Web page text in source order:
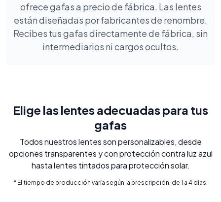
ofrece gafas a precio de fábrica. Las lentes
están diseñadas por fabricantes de renombre.
Recibes tus gafas directamente de fábrica, sin
intermediarios ni cargos ocultos.
Elige las lentes adecuadas para tus
gafas
Todos nuestros lentes son personalizables, desde
opciones transparentes y con protección contra luz azul
hasta lentes tintados para protección solar.
* El tiempo de producción varía según la prescripción, de 1 a 4 días.